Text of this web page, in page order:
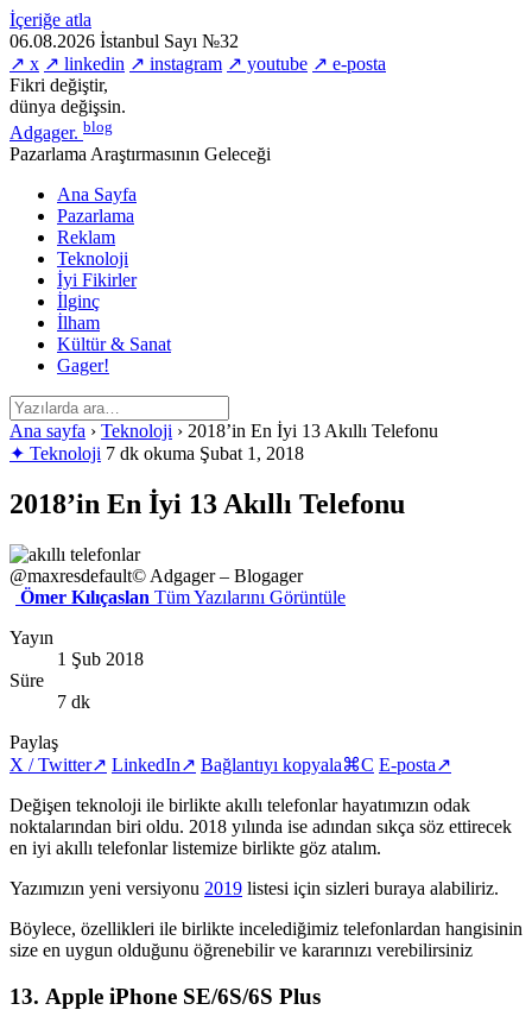
İçeriğe atla
06.08.2026 İstanbul Sayı №32
↗ x ↗ linkedin ↗ instagram ↗ youtube ↗ e-posta
Fikri değiştir,
dünya değişsin.
Adgager. blog
Pazarlama Araştırmasının Geleceği
Ana Sayfa
Pazarlama
Reklam
Teknoloji
İyi Fikirler
İlginç
İlham
Kültür & Sanat
Gager!
Ana sayfa › Teknoloji › 2018’in En İyi 13 Akıllı Telefonu
✦ Teknoloji 7 dk okuma Şubat 1, 2018
2018’in En İyi 13 Akıllı Telefonu
@maxresdefault© Adgager – Blogager
Ömer Kılıçaslan Tüm Yazılarını Görüntüle
Yayın
1 Şub 2018
Süre
7 dk
Paylaş
X / Twitter↗ LinkedIn↗ Bağlantıyı kopyala⌘C E-posta↗
Değişen teknoloji ile birlikte akıllı telefonlar hayatımızın odak
noktalarından biri oldu. 2018 yılında ise adından sıkça söz ettirecek
en iyi akıllı telefonlar listemize birlikte göz atalım.
Yazımızın yeni versiyonu 2019 listesi için sizleri buraya alabiliriz.
Böylece, özellikleri ile birlikte incelediğimiz telefonlardan hangisinin
size en uygun olduğunu öğrenebilir ve kararınızı verebilirsiniz
13. Apple iPhone SE/6S/6S Plus